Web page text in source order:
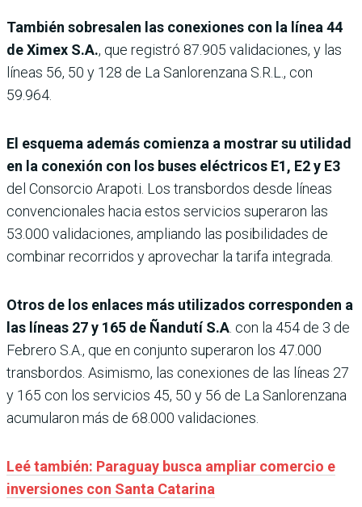
También sobresalen las conexiones con la línea 44
de Ximex S.A., que registró 87.905 validaciones, y las
líneas 56, 50 y 128 de La Sanlorenzana S.R.L., con
59.964.
El esquema además comienza a mostrar su utilidad
en la conexión con los buses eléctricos E1, E2 y E3
del Consorcio Arapoti. Los transbordos desde líneas
convencionales hacia estos servicios superaron las
53.000 validaciones, ampliando las posibilidades de
combinar recorridos y aprovechar la tarifa integrada.
Otros de los enlaces más utilizados corresponden a
las líneas 27 y 165 de Ñandutí S.A . con la 454 de 3 de
Febrero S.A., que en conjunto superaron los 47.000
transbordos. Asimismo, las conexiones de las líneas 27
y 165 con los servicios 45, 50 y 56 de La Sanlorenzana
acumularon más de 68.000 validaciones.
Leé también: Paraguay busca ampliar comercio e
inversiones con Santa Catarina